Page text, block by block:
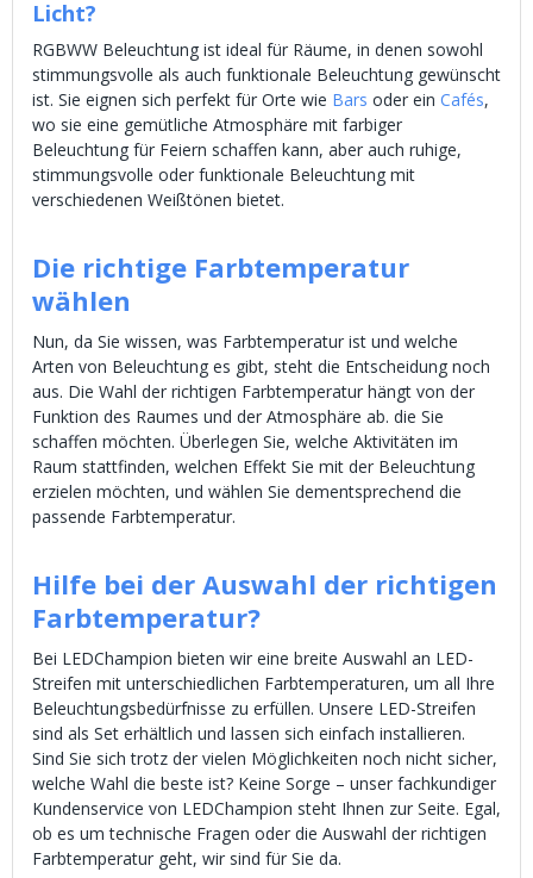
Licht?
RGBWW Beleuchtung ist ideal für Räume, in denen sowohl
stimmungsvolle als auch funktionale Beleuchtung gewünscht
ist. Sie eignen sich perfekt für Orte wie Bars oder ein Cafés,
wo sie eine gemütliche Atmosphäre mit farbiger
Beleuchtung für Feiern schaffen kann, aber auch ruhige,
stimmungsvolle oder funktionale Beleuchtung mit
verschiedenen Weißtönen bietet.
Die richtige Farbtemperatur
wählen
Nun, da Sie wissen, was Farbtemperatur ist und welche
Arten von Beleuchtung es gibt, steht die Entscheidung noch
aus. Die Wahl der richtigen Farbtemperatur hängt von der
Funktion des Raumes und der Atmosphäre ab. die Sie
schaffen möchten. Überlegen Sie, welche Aktivitäten im
Raum stattfinden, welchen Effekt Sie mit der Beleuchtung
erzielen möchten, und wählen Sie dementsprechend die
passende Farbtemperatur.
Hilfe bei der Auswahl der richtigen
Farbtemperatur?
Bei LEDChampion bieten wir eine breite Auswahl an LED-
Streifen mit unterschiedlichen Farbtemperaturen, um all Ihre
Beleuchtungsbedürfnisse zu erfüllen. Unsere LED-Streifen
sind als Set erhältlich und lassen sich einfach installieren.
Sind Sie sich trotz der vielen Möglichkeiten noch nicht sicher,
welche Wahl die beste ist? Keine Sorge – unser fachkundiger
Kundenservice von LEDChampion steht Ihnen zur Seite. Egal,
ob es um technische Fragen oder die Auswahl der richtigen
Farbtemperatur geht, wir sind für Sie da.